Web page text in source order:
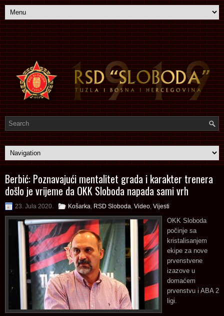
Berbić: Poznavajući mentalitet grada i karakter trenera
došlo je vrijeme da OKK Sloboda napada sami vrh
23. Jula 2020. Košarka RSD Sloboda Video Vijesti
OKK Sloboda
počinje sa
kristalisanjem
ekipe za nove
prvenstvene
izazove u
domaćem
prvenstvu i ABA 2
ligi.